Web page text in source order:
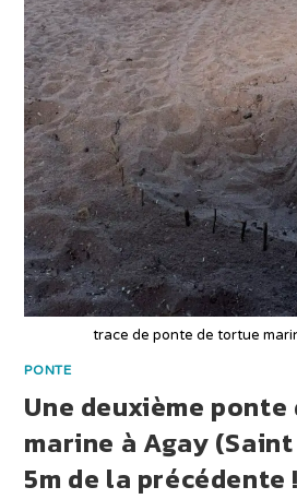
trace de ponte de tortue
PONTE
Une deuxième
marine à Agay
5m de la précédente !